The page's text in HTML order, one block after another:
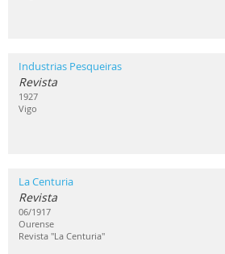
Industrias Pesqueiras
Revista
1927
Vigo
La Centuria
Revista
06/1917
Ourense
Revista "La Centuria"